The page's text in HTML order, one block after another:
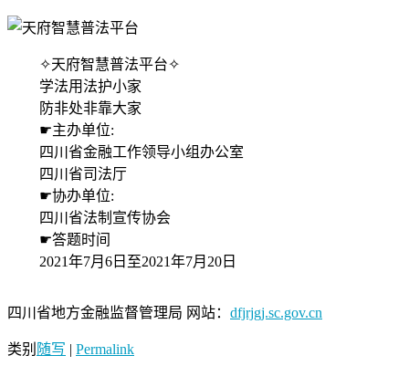
✧天府智慧普法平台✧
学法用法护小家
防非处非靠大家
☛主办单位:
四川省金融工作领导小组办公室
四川省司法厅
☛协办单位:
四川省法制宣传协会
☛答题时间
2021年7月6日至2021年7月20日
四川省地方金融监督管理局 网站： dfjrjgj.sc.gov.cn
类别 随写 | Permalink